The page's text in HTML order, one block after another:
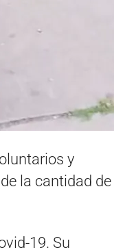
y
la cantidad de
19. Su